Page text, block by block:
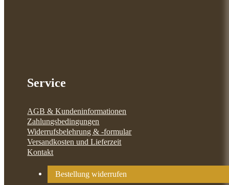
Service
AGB & Kundeninformationen
Zahlungsbedingungen
Widerrufsbelehrung & -formular
Versandkosten und Lieferzeit
Kontakt
Bestellung widerrufen